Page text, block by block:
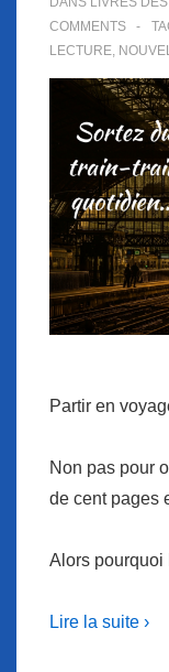
COMMENTS
LECTURE,
Partir en
Non pas pour
de cent pages
Alors pourquoi
Lire la suite ›